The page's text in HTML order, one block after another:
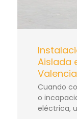
Aislada
Cuando
o
eléctrica,